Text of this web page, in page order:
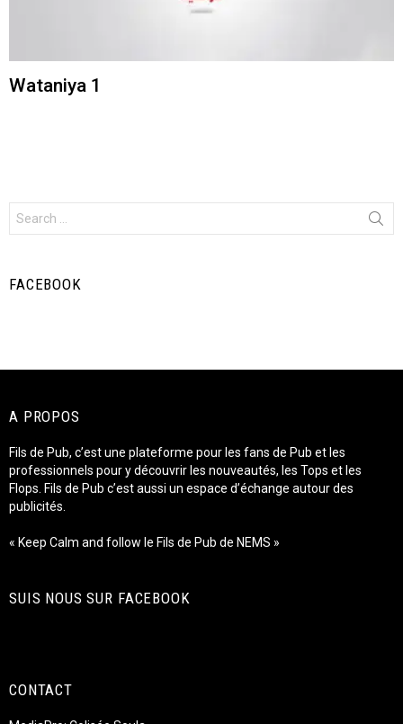
Wataniya 1
for:
FACEBOOK
A PROPOS
Fils de Pub, c’est une plateforme pour les fans de Pub et les
professionnels pour y découvrir les nouveautés, les Tops et les
Flops. Fils de Pub c’est aussi un espace d’échange autour des
publicités.
« Keep Calm and follow le Fils de Pub de NEMS »
SUIS NOUS SUR FACEBOOK
CONTACT